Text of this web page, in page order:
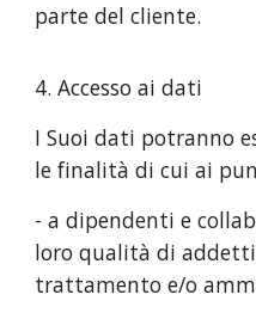
parte del cliente.
4. Accesso ai dati
I Suoi dati potranno
le finalità di cui ai
- a dipendenti e
loro qualità di
trattamento e/o